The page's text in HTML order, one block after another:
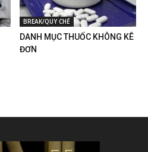
BREAK/QUY CHẾ
DANH MỤC THUỐC KHÔNG KÊ
ĐƠN